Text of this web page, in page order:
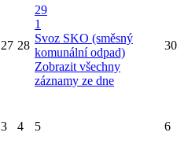
27 28
29
1
Svoz SKO (směsný
komunální odpad)
Zobrazit všechny
záznamy ze dne
30
3 4 5 6